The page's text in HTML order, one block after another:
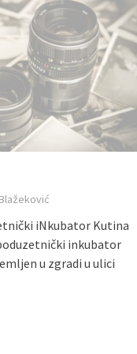
iNkubator Kutina
inkubator
u zgradi u ulici